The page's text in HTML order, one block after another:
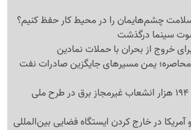
سلامت چشم‌هایمان را در محیط کار حفظ کنیم؟
سینما درگذشت
خروج از بحران با حملات نمادین
محاصره؛ یمن مسیرهای جایگزین صادرات نفت
توانیر: جمع‌آوری 194 هزار انشعاب غیرمجاز برق در طرح ملی
در خارج کردن ایستگاه فضایی بین‌المللی